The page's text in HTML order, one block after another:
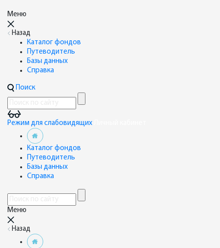
Меню
Назад
Каталог фондов
Путеводитель
Базы данных
Справка
Поиск
Режим для слабовидящих
Каталог фондов
Путеводитель
Базы данных
Справка
Меню
Назад